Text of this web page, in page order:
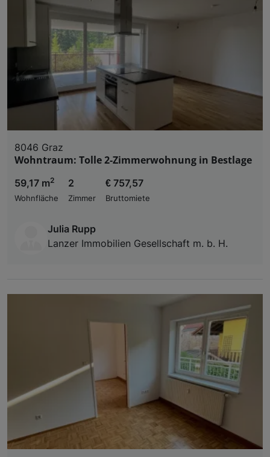
8046 Graz
Wohntraum: Tolle 2-Zimmerwohnung in Bestlage
59,17 m2
Wohnfläche
2
Zimmer
€ 757,57
Bruttomiete
Julia Rupp
Lanzer Immobilien Gesellschaft m. b. H.